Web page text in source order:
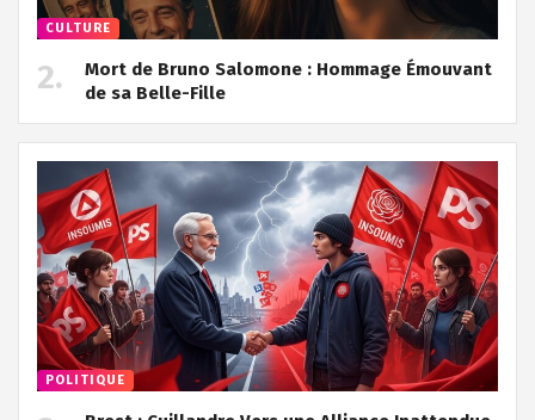
CULTURE
Mort de Bruno Salomone : Hommage Émouvant
de sa Belle-Fille
POLITIQUE